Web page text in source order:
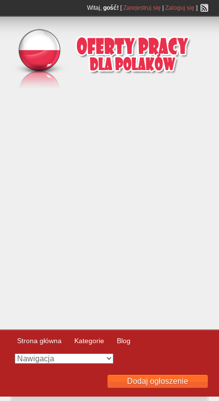
Witaj, gość! [Zarejestruj się Zaloguj się ]
Strona główna Kategorie Blog
Dodaj ogłoszenie